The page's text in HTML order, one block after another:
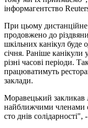
інформагентство
При цьому
продовжено до
шкільних канікул буде
січня. Раніше
різні часові періоди.
працюватимуть
заклади.
Моравецький закликав
найближчими членами
сто днів солідарності",